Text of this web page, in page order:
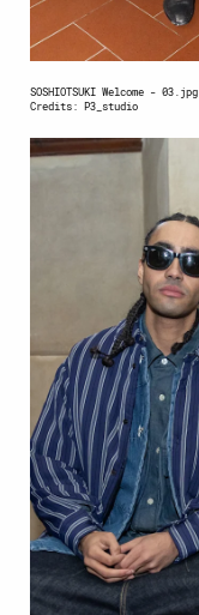
SOSHIOTSUKI Welcome - 03.jpg
Credits: P3_studio